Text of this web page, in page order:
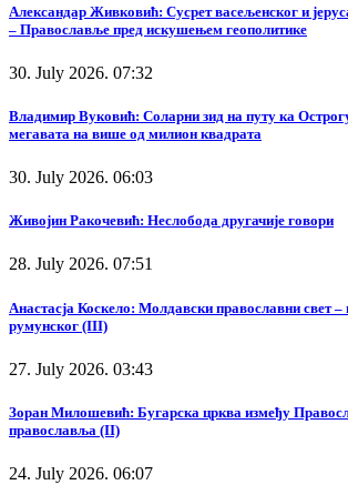
Александар Живковић: Сусрет васељенског и
– Православље пред искушењем геополитике
30. July 2026. 07:32
Владимир Вуковић: Соларни зид на путу ка
мегавата на више од милион квадрата
30. July 2026. 06:03
Живојин Ракочевић: Неслобода другачије говори
28. July 2026. 07:51
Анастасја Коскело: Молдавски православни свет –
румунског (III)
27. July 2026. 03:43
Зоран Милошевић: Бугарска црква између
православља (II)
24. July 2026. 06:07